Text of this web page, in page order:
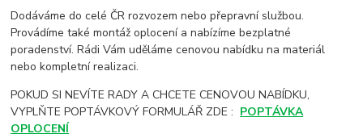
Dodáváme do celé ČR rozvozem nebo přepravní službou.
Provádíme také montáž oplocení a nabízíme bezplatné
poradenství. Rádi Vám uděláme cenovou nabídku na materiál
nebo kompletní realizaci.
POKUD SI NEVÍTE RADY A CHCETE CENOVOU NABÍDKU,
VYPLŇTE POPTÁVKOVÝ FORMULÁŘ ZDE : POPTÁVKA
OPLOCENÍ